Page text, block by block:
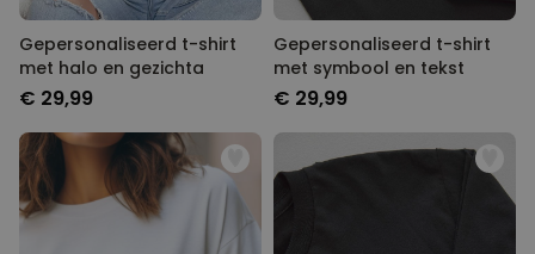
Gepersonaliseerd t-shirt
met halo en gezichta
€ 29,99
Gepersonaliseerd t-shirt
met symbool en tekst
€ 29,99